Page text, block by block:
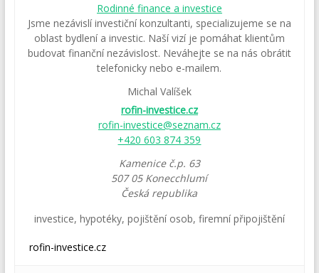
Rodinné finance a investice
Jsme nezávislí investiční konzultanti, specializujeme se na
oblast bydlení a investic. Naší vizí je pomáhat klientům
budovat finanční nezávislost. Neváhejte se na nás obrátit
telefonicky nebo e-mailem.
Michal Valíšek
rofin-investice.cz
rofin-investice@seznam.cz
+420 603 874 359
Kamenice č.p. 63
507 05 Konecchlumí
Česká republika
investice, hypotéky, pojištění osob, firemní připojištění
rofin-investice.cz